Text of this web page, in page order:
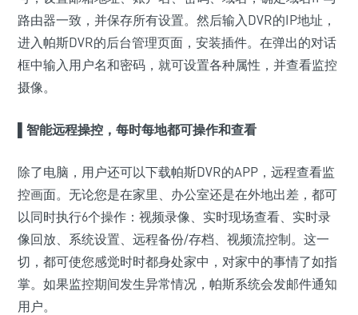
路由器一致，并保存所有设置。然后输入DVR的IP地址，
进入帕斯DVR的后台管理页面，安装插件。在弹出的对话
框中输入用户名和密码，就可设置各种属性，并查看监控
摄像。
智能远程操控，每时每地都可操作和查看
除了电脑，用户还可以下载帕斯DVR的APP，远程查看监
控画面。无论您是在家里、办公室还是在外地出差，都可
以同时执行6个操作：视频录像、实时现场查看、实时录
像回放、系统设置、远程备份/存档、视频流控制。这一
切，都可使您感觉时时都身处家中，对家中的事情了如指
掌。如果监控期间发生异常情况，帕斯系统会发邮件通知
用户。